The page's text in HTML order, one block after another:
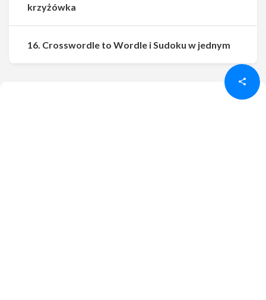
Udostępnij Udostępnij
krzyżówka
16. Crosswordle to Wordle i Sudoku w jednym